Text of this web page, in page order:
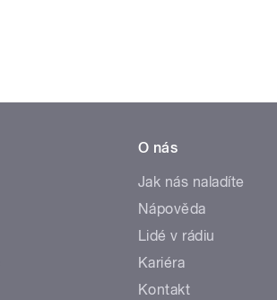
O nás
Jak nás naladíte
Nápověda
Lidé v rádiu
Kariéra
Kontakt